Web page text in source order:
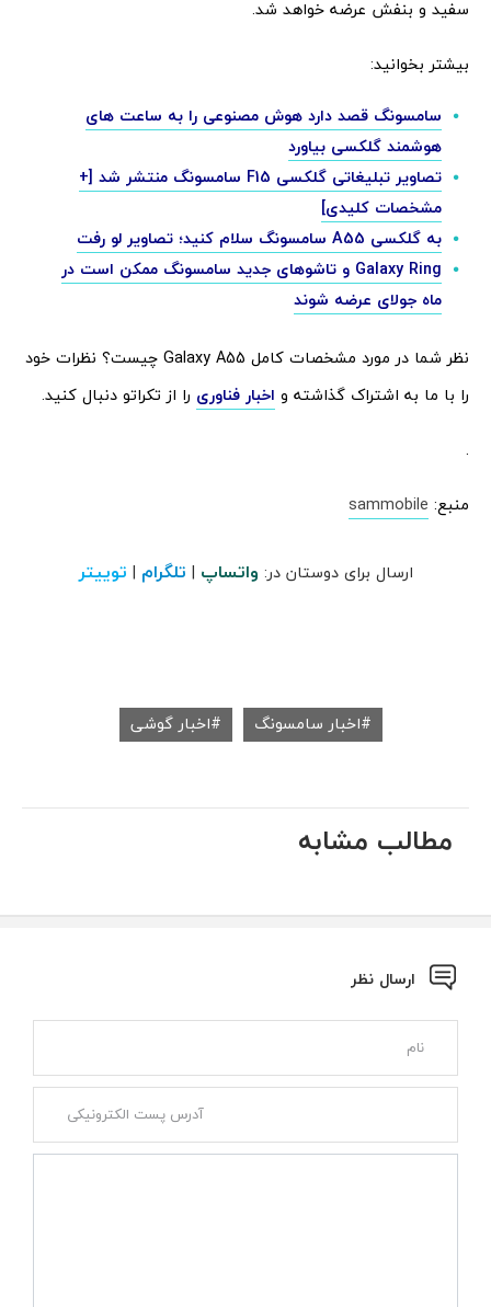
سفید و بنفش عرضه خواهد شد.
بیشتر بخوانید:
سامسونگ قصد دارد هوش مصنوعی را به ساعت های
هوشمند گلکسی بیاورد
تصاویر تبلیغاتی گلکسی F15 سامسونگ منتشر شد [+
مشخصات کلیدی]
به گلکسی A55 سامسونگ سلام کنید؛ تصاویر لو رفت
Galaxy Ring و تاشوهای جدید سامسونگ ممکن است در
ماه جولای عرضه شوند
نظر شما در مورد مشخصات کامل Galaxy A55 چیست؟ نظرات خود
را با ما به اشتراک گذاشته و اخبار فناوری را از تکراتو دنبال کنید.
.
منبع: sammobile
ارسال برای دوستان در: واتساپ | تلگرام | توییتر
اخبار سامسونگ اخبار گوشی
مطالب مشابه
ارسال نظر